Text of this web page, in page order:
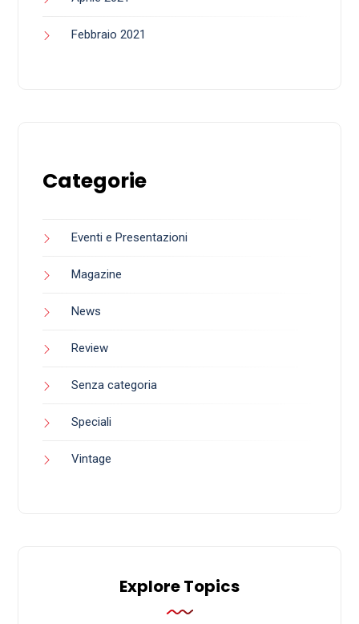
Febbraio 2021
Categorie
Eventi e Presentazioni
Magazine
News
Review
Senza categoria
Speciali
Vintage
Explore Topics